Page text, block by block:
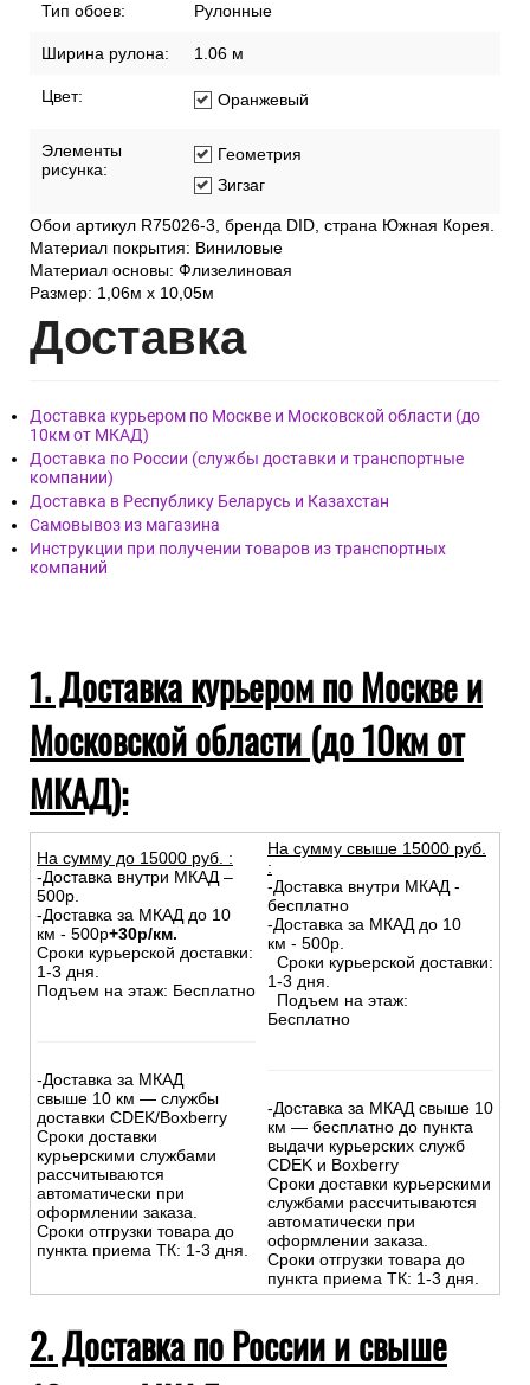
Тип обоев: Рулонные
Ширина рулона: 1.06 м
Цвет: Оранжевый
Элементы
рисунка:
Геометрия
Зигзаг
Обои артикул R75026-3, бренда DID, страна Южная Корея.
Материал покрытия: Виниловые
Материал основы: Флизелиновая
Размер: 1,06м х 10,05м
Доставка
Доставка курьером по Москве и Московской области (до
10км от МКАД)
Доставка по России (службы доставки и транспортные
компании)
Доставка в Республику Беларусь и Казахстан
Самовывоз из магазина
Инструкции при получении товаров из транспортных
компаний
1. Доставка курьером по Москве и
Московской области (до 10км от
МКАД):
На сумму до 15000 руб. :
-Доставка внутри МКАД –
500р.
-Доставка за МКАД до 10
км - 500р+30р/км.
Сроки курьерской доставки:
1-3 дня.
Подъем на этаж: Бесплатно
-Доставка за МКАД
свыше 10 км — службы
доставки CDEK/Boxberry
Сроки доставки
курьерскими службами
рассчитываются
автоматически при
оформлении заказа.
Сроки отгрузки товара до
пункта приема ТК: 1-3 дня.
На сумму свыше 15000 руб.
:
-Доставка внутри МКАД -
бесплатно
-Доставка за МКАД до 10
км - 500р.
Сроки курьерской доставки:
1-3 дня.
Подъем на этаж:
Бесплатно
-Доставка за МКАД свыше 10
км — бесплатно до пункта
выдачи курьерских служб
CDEK и Boxberry
Сроки доставки курьерскими
службами рассчитываются
автоматически при
оформлении заказа.
Сроки отгрузки товара до
пункта приема ТК: 1-3 дня.
2. Доставка по России и свыше